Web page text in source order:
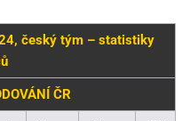
český tým – statistiky
ČR